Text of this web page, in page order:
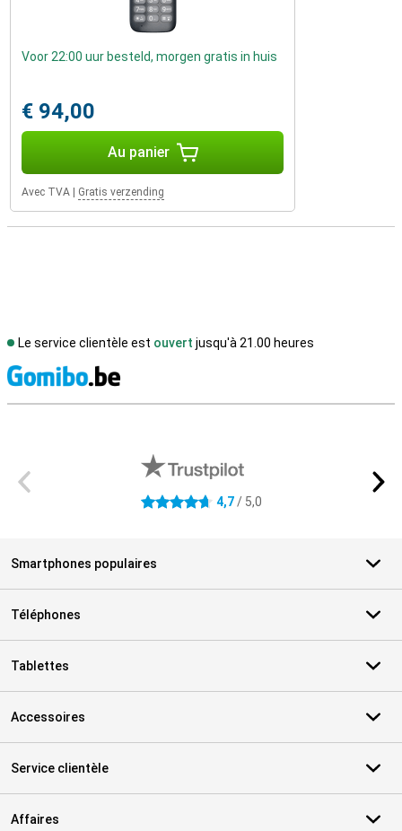
Voor 22:00 uur besteld, morgen gratis in huis
€ 94,00
Au panier
Avec TVA Gratis verzending
Le service clientèle est ouvert jusqu'à 21.00 heures
4.7 étoiles 4,7/ 5,0
Smartphones populaires
Téléphones
Tablettes
Accessoires
Service clientèle
Affaires